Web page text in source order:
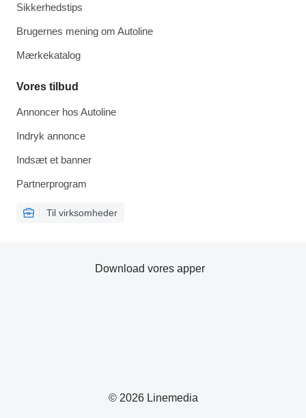
Sikkerhedstips
Brugernes mening om Autoline
Mærkekatalog
Vores tilbud
Annoncer hos Autoline
Indryk annonce
Indsæt et banner
Partnerprogram
Til virksomheder
© 2026 Linemedia
Download vores apper